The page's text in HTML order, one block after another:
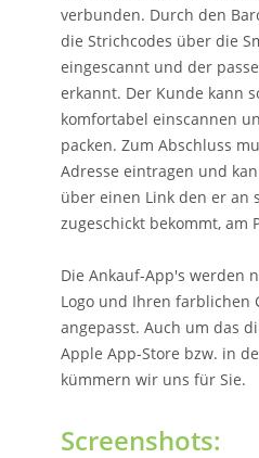
verbunden. Durch den
die Strichcodes über die
eingescannt und der
erkannt. Der Kunde kann
komfortabel einscannen
packen. Zum Abschluss
Adresse eintragen und
über einen Link den er an
zugeschickt bekommt, am
Die Ankauf-App's werden
Logo und Ihren farblichen
angepasst. Auch um das
Apple App-Store bzw. in
kümmern wir uns für Sie.
Screenshots: